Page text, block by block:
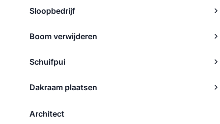
Sloopbedrijf
Boom verwijderen
Schuifpui
Dakraam plaatsen
Architect